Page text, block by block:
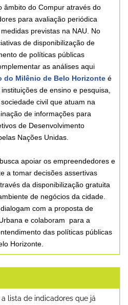
âmbito do Compur através do
para avaliação periódica
previstas na NAU. No
de disponibilização de
de políticas públicas
as análises aqui
do Milênio de Belo Horizonte é
de ensino e pesquisa,
civil que atuam na
de informações para
de Desenvolvimento
Nações Unidas.
busca apoiar os empreendedores e
a tomar decisões assertivas
da disponibilização gratuita
de negócios da cidade.
com a proposta de
e colaboram para a
das políticas públicas
Horizonte.
lista de indicadores que já